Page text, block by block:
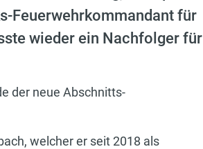
Feuerwehrkommandant für
wieder ein Nachfolger für
der neue Abschnitts-
welcher er seit 2018 als